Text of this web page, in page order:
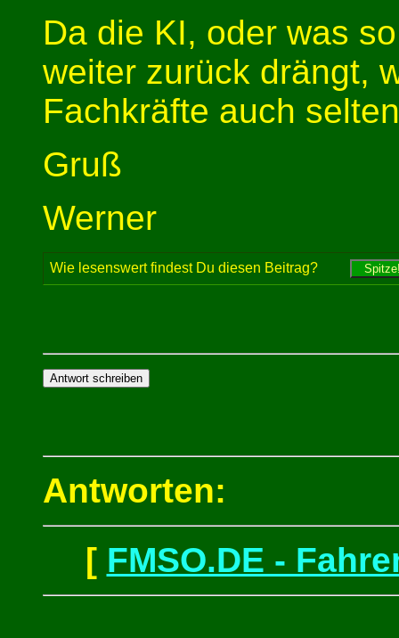
Da die KI, oder was
weiter zurück drängt,
Fachkräfte auch
Gruß
Werner
Wie lesenswert findest Du diesen Beitrag?
Antworten:
[ FMSO.DE -